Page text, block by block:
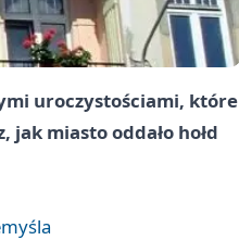
uroczystościami, które
miasto oddało hołd